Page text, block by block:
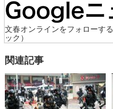
文春オンラインをフォローする
ック）
関連記事